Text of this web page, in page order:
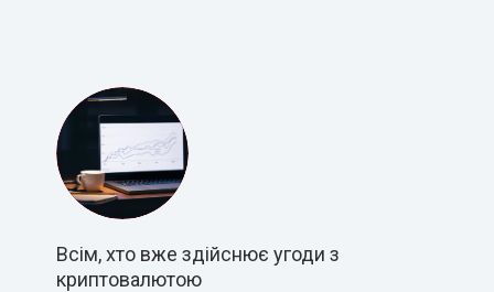
Всім, хто вже здійснює угоди з
криптовалютою